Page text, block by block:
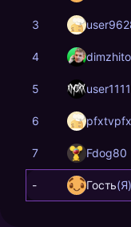
3
4
5
6
7 Fdog80
- Гость(Я)